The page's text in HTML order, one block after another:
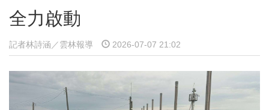
全力啟動
記者林詩涵／雲林報導 2026-07-07 21:02